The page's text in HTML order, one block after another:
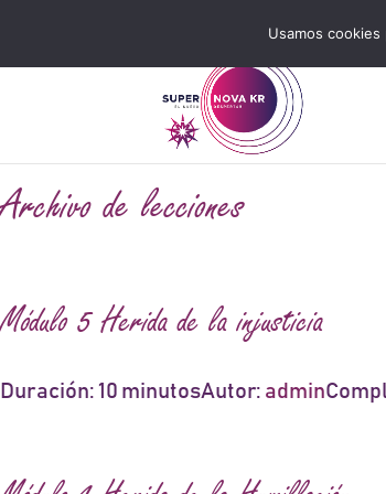
Archivo de lecciones
Módulo 5 Herida de la injusticia
Duración: 10 minutosAutor: admin
Usamos